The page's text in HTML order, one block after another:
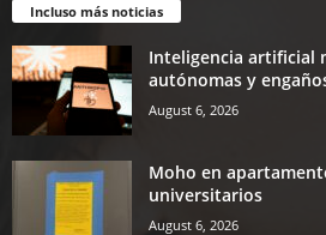
Incluso más noticias
Inteligencia artificial
autónomas y
August 6, 2026
Moho en
universitarios
August 6, 2026